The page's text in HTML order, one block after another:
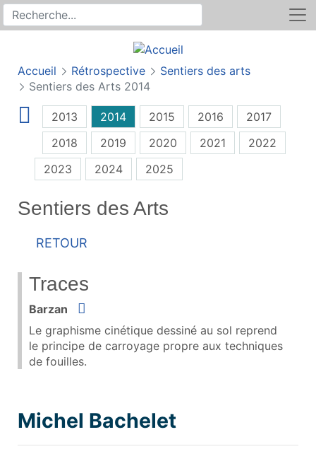
Recherche sur le site
Rechercher
Accueil Rétrospective
Sentiers des arts
Sentiers des Arts 2014
2013 2014 2015 2016
2017
2018
2019 2020 2021
2022
2023
2024 2025
Sentiers des Arts
Retour
Traces
Barzan
Situer
Le graphisme cinétique dessiné au sol reprend
le principe de carroyage propre aux techniques
de fouilles.
Michel Bachelet